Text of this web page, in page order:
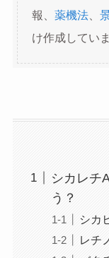
報、 薬機法、
け作成していま
シカレチ
う？
シカ
レチ